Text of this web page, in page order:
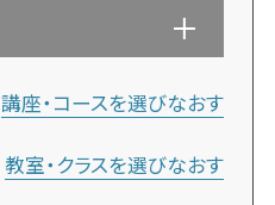
講座・コースを選びなおす
教室・クラスを選びなおす